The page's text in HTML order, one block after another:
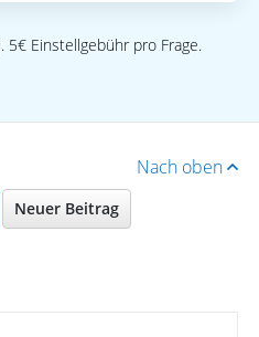
5€ Einstellgebühr pro Frage.
Nach oben
Neuer Beitrag